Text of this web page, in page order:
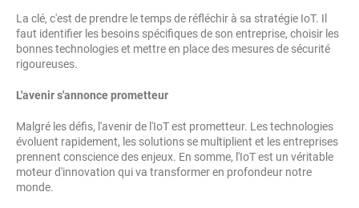
La clé, c'est de prendre le temps de réfléchir à sa stratégie IoT. Il
faut identifier les besoins spécifiques de son entreprise, choisir les
bonnes technologies et mettre en place des mesures de sécurité
rigoureuses.
L'avenir s'annonce prometteur
Malgré les défis, l'avenir de l'IoT est prometteur. Les technologies
évoluent rapidement, les solutions se multiplient et les entreprises
prennent conscience des enjeux. En somme, l'IoT est un véritable
moteur d'innovation qui va transformer en profondeur notre
monde.